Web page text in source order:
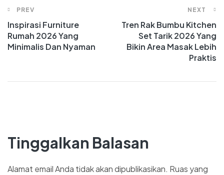
PREV
Inspirasi Furniture
Rumah 2026 Yang
Minimalis Dan Nyaman
NEXT
Tren Rak Bumbu Kitchen
Set Tarik 2026 Yang
Bikin Area Masak Lebih
Praktis
Tinggalkan Balasan
Alamat email Anda tidak akan dipublikasikan. Ruas yang